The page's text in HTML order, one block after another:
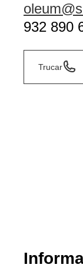
932 890
Trucar